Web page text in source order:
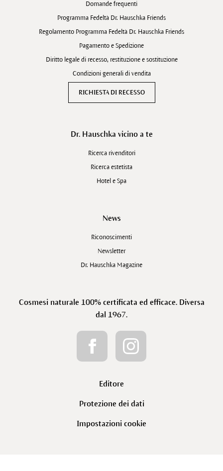
Domande frequenti
Programma Fedeltà Dr. Hauschka Friends
Regolamento Programma Fedeltà Dr. Hauschka Friends
Pagamento e Spedizione
Diritto legale di recesso, restituzione e sostituzione
Condizioni generali di vendita
RICHIESTA DI RECESSO
Dr. Hauschka vicino a te
Ricerca rivenditori
Ricerca estetista
Hotel e Spa
News
Riconoscimenti
Newsletter
Dr. Hauschka Magazine
Cosmesi naturale 100% certificata ed efficace. Diversa
dal 1967.
Editore
Protezione dei dati
Impostazioni cookie